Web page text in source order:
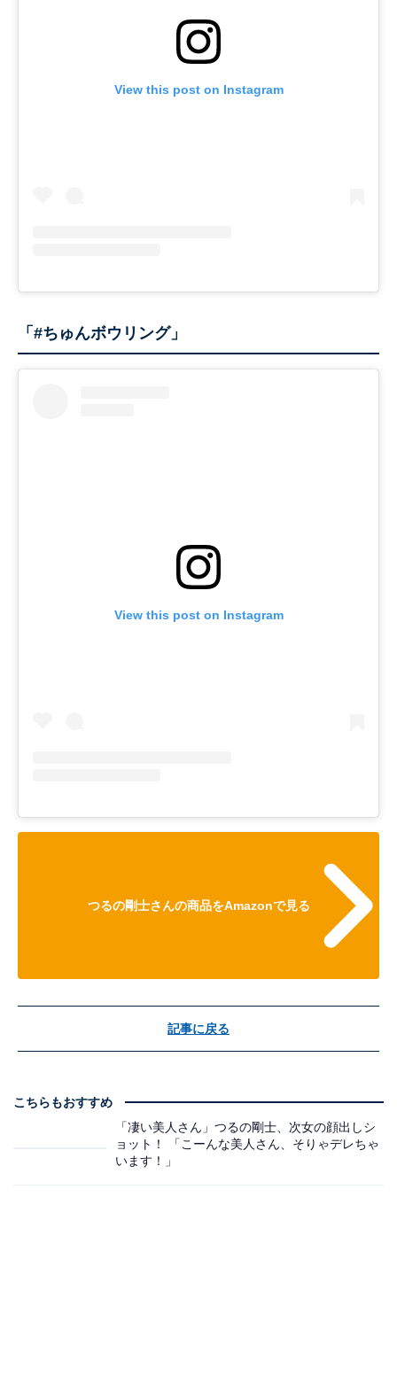
View this post on Instagram
「#ちゅんボウリング」
View this post on Instagram
つるの剛士さんの商品をAmazonで見る
記事に戻る
こちらもおすすめ
「凄い美人さん」つるの剛士、次女の顔出しシ
ョット！ 「こーんな美人さん、そりゃデレちゃ
います！」